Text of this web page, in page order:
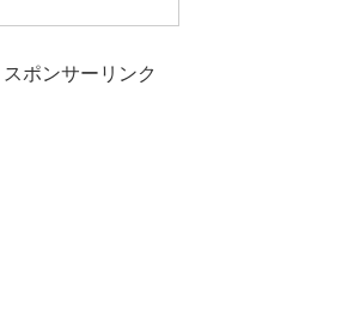
スポンサーリンク